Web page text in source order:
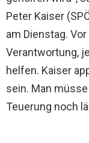
Peter Kaiser
am Dienstag.
Verantwortung,
helfen. Kaiser
sein. Man
Teuerung noch